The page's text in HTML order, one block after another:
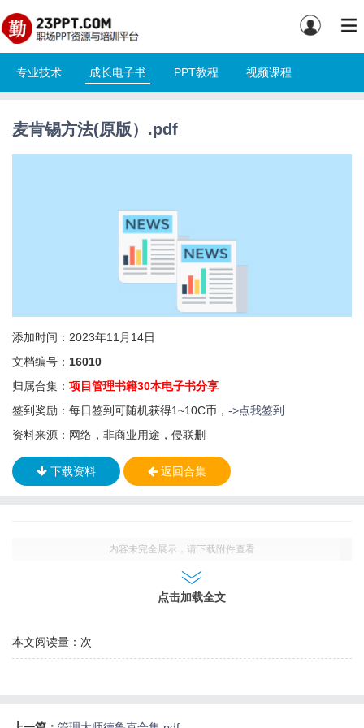
专业技术 成长电子书 PPT教程 视频课程
麦肯锡方法(原版）.pdf
添加时间：2023年11月14日
文档编号： 16010
归属合集： 项目管理书籍30本电子书分享
签到奖励：每日签到可随机获得1~10C币， ->点我签到
资料来源：网络，非商业用途，侵联删
下载资料 返回合集
内容未完全展示，请下载附件查看
点击加载全文
本文阅读量： 次